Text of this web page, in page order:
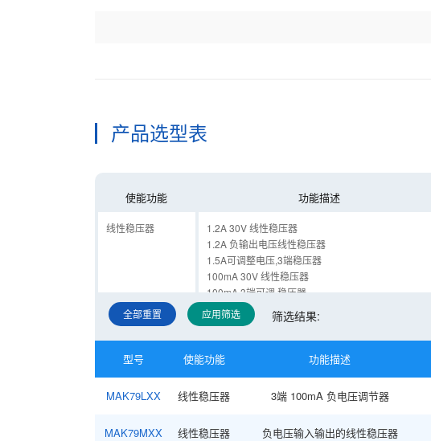
产品选型表
使能功能 功能描述
线性稳压器
1.2A 30V 线性稳压器
1.2A 负输出电压线性稳压器
1.5A可调整电压,3端稳压器
100mA 30V 线性稳压器
100mA 3端可调 稳压器
1A 30V 线性稳压器
1A,可调节3端正电压稳压器
3端 100mA 负电压调节器
600 mA低损耗CMOS调压器
负电压输入输出的线性稳压器
全部重置 应用筛选 筛选结果:
型号 使能功能 功能描述
MAK79LXX 线性稳压器 3端 100mA 负电压调节器
MAK79MXX 线性稳压器 负电压输入输出的线性稳压器